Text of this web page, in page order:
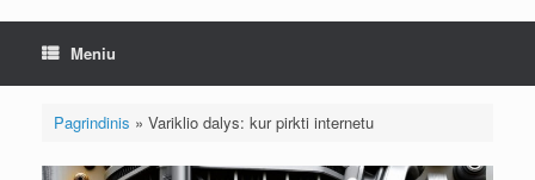
Meniu
Pagrindinis » Variklio dalys: kur pirkti internetu